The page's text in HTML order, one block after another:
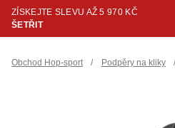
ZÍSKEJTE SLEVU AŽ 5 970 KČ
ŠETŘIT
Obchod Hop-sport / Podpěry na kliky /